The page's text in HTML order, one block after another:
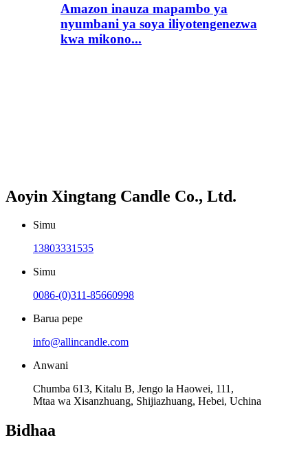
Amazon inauza mapambo ya
nyumbani ya soya iliyotengenezwa
kwa mikono...
Aoyin Xingtang Candle Co., Ltd.
Simu
13803331535
Simu
0086-(0)311-85660998
Barua pepe
info@allincandle.com
Anwani
Chumba 613, Kitalu B, Jengo la Haowei, 111,
Mtaa wa Xisanzhuang, Shijiazhuang, Hebei, Uchina
Bidhaa